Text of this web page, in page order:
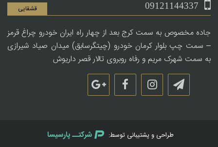
09121144337 قشقایی
جاده مخصوص به سمت کرج بعد از چهار راه ایران خودرو چراغ قرمز
– سمت چپ بلوار کرمان خودرو (چیتگرسابق) میدان صیاد شیرازی
به سمت شهرک مریم و رفاه روبروی تالار قصر داریوش
طراحی و پشتیبانی توسط: شرکتــ پارسیسا